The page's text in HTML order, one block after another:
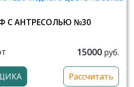
С АНТРЕСОЛЬЮ №30
15000 руб.
Рассчитать